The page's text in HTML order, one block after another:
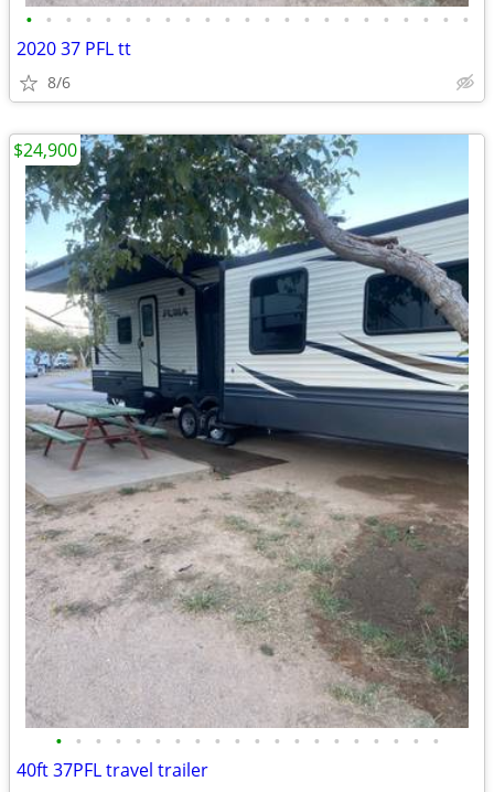
• • • • • • • • • • • • • • • • • • • • • • •
2020 37 PFL tt
8/6
• • • • • • • • • • • • • • • • • • • •
40ft 37PFL travel trailer
$24,900